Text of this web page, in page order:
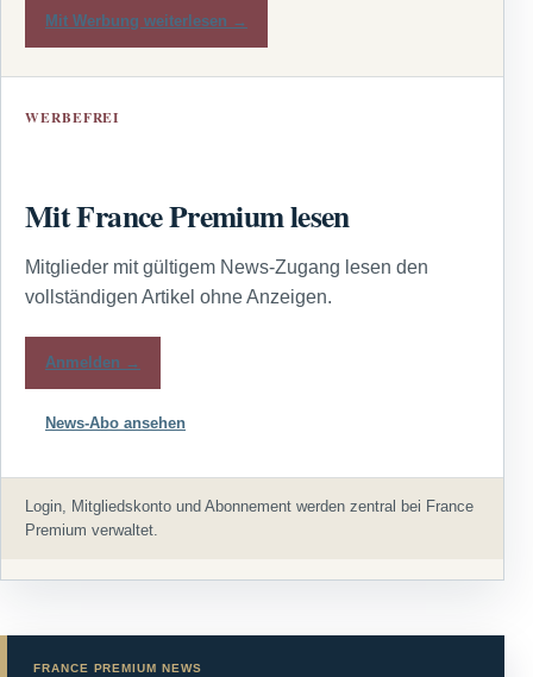
Mit Werbung weiterlesen →
WERBEFREI
Mit France Premium lesen
Mitglieder mit gültigem News-Zugang lesen den
vollständigen Artikel ohne Anzeigen.
Anmelden →
News-Abo ansehen
Login, Mitgliedskonto und Abonnement werden zentral bei France
Premium verwaltet.
FRANCE PREMIUM NEWS